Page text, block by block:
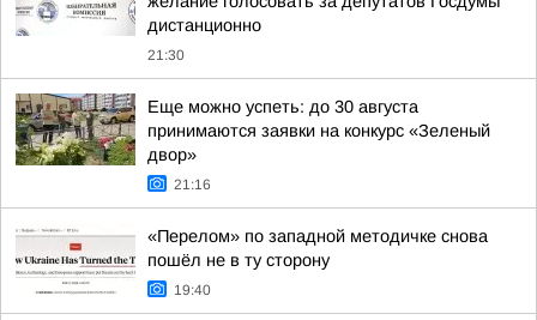
дистанционно
21:30
Еще можно успеть: до 30 августа
принимаются заявки на конкурс «Зеленый
двор»
21:16
«Перелом» по западной методичке снова
пошёл не в ту сторону
19:40